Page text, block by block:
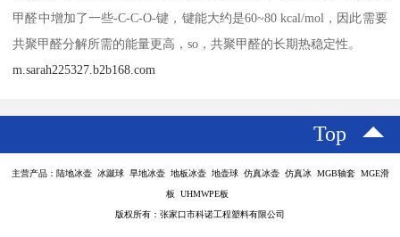
甲醛中增加了一些-C-C-O-键，键能大约是60~80 kcal/mol，因此需要
共聚甲醛分解所需的能量更高，so，共聚甲醛的长期热稳定性。
m.sarah225327.b2b168.com
Top
主营产品：陆地冰壶 冰蹴球 旱地冰壶 地板冰壶 地壶球 仿真冰壶 仿真冰 MGB轴套 MGE滑
板 UHMWPE板
版权所有：张家口市科诺工程塑料有限公司